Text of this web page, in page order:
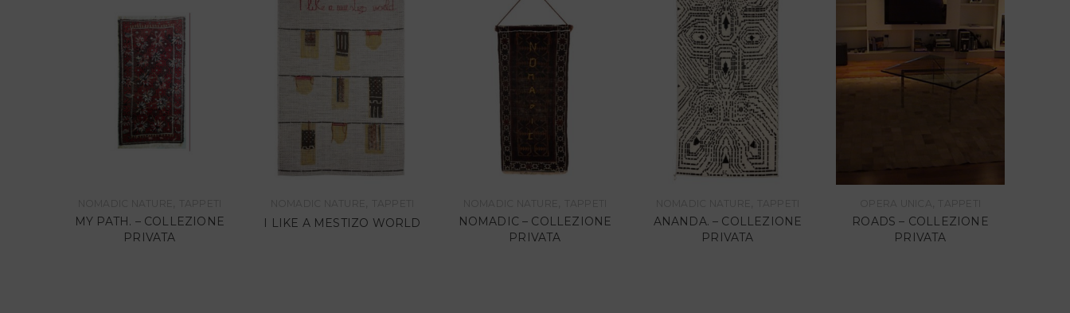
MY PATH. – COLLEZIONE
PRIVATA
I LIKE A MESTIZO WORLD
NOMADIC – COLLEZIONE
PRIVATA
ANANDA. – COLLEZIONE
PRIVATA
ROADS – COLLEZIONE
PRIVATA